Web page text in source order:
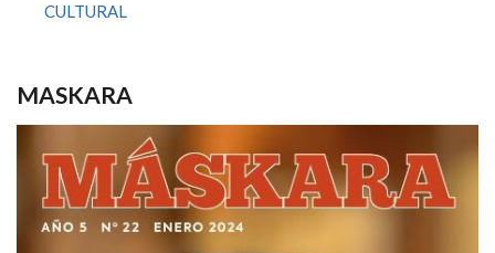
CULTURAL
MASKARA